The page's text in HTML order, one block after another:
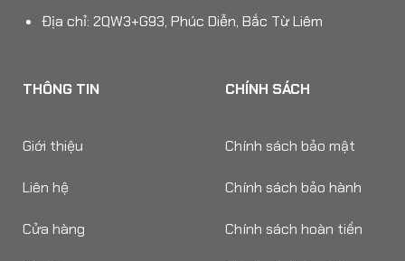
Địa chỉ: 2QW3+G93, Phúc Diễn, Bắc Từ Liêm
THÔNG TIN
Giới thiệu
Liên hệ
Cửa hàng
CHÍNH SÁCH
Chính sách bảo mật
Chính sách bảo hành
Chính sách hoàn tiền